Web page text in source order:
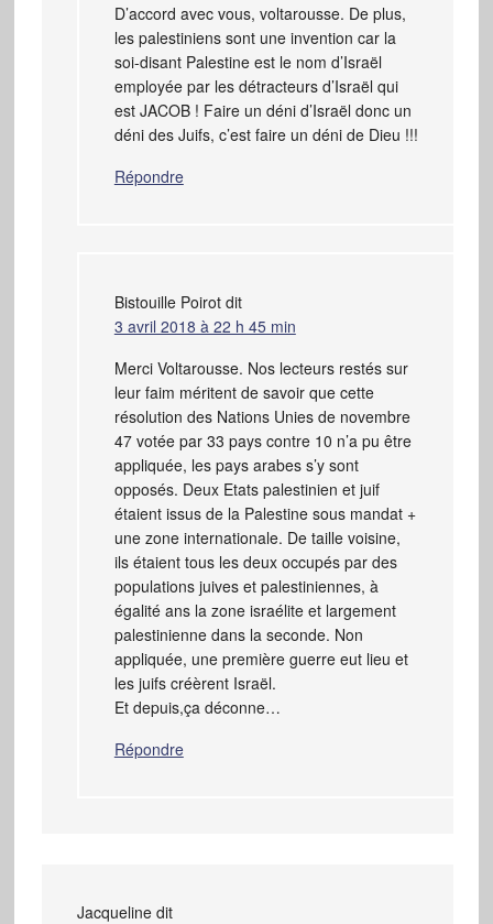
D’accord avec vous, voltarousse. De plus,
les palestiniens sont une invention car la
soi-disant Palestine est le nom d’Israël
employée par les détracteurs d’Israël qui
est JACOB ! Faire un déni d’Israël donc un
déni des Juifs, c’est faire un déni de Dieu !!!
Répondre
Bistouille Poirot dit
3 avril 2018 à 22 h 45 min
Merci Voltarousse. Nos lecteurs restés sur
leur faim méritent de savoir que cette
résolution des Nations Unies de novembre
47 votée par 33 pays contre 10 n’a pu être
appliquée, les pays arabes s’y sont
opposés. Deux Etats palestinien et juif
étaient issus de la Palestine sous mandat +
une zone internationale. De taille voisine,
ils étaient tous les deux occupés par des
populations juives et palestiniennes, à
égalité ans la zone israélite et largement
palestinienne dans la seconde. Non
appliquée, une première guerre eut lieu et
les juifs créèrent Israël.
Et depuis,ça déconne…
Répondre
Jacqueline dit